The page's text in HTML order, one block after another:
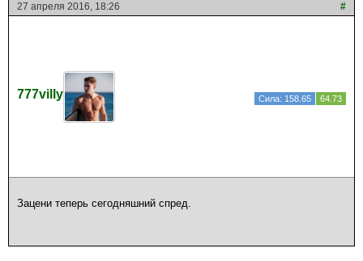
27 апреля 2016, 18:26 #
777villy Сила: 158.65 64.73
Зацени теперь сегодняшний спред.